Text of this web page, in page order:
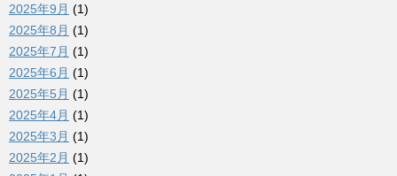
2025年9月 (1)
2025年8月 (1)
2025年7月 (1)
2025年6月 (1)
2025年5月 (1)
2025年4月 (1)
2025年3月 (1)
2025年2月 (1)